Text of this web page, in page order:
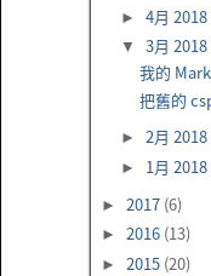
► 4月 2018
▼ 3月 2018
我的
把舊的
► 2月 2018
► 1月 2018
► 2017 (6)
► 2016 (13)
► 2015 (20)